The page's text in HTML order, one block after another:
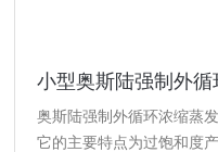
小型奥斯陆强制外
奥斯陆强制外循环浓缩蒸
它的主要特点为过饱和度